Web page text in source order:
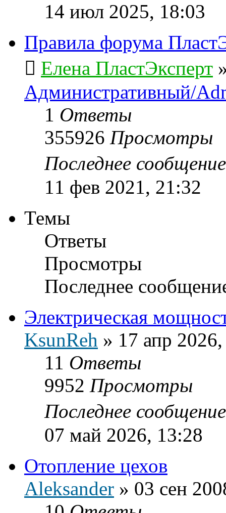
14 июл 2025, 18:03
Правила форума
Елена ПластЭксперт
Административный/
1 Ответы
355926 Просмотры
Последнее
11 фев 2021, 21:32
Темы
Ответы
Просмотры
Последнее
Электрическая
KsunReh » 17 апр
11 Ответы
9952 Просмотры
Последнее
07 май 2026, 13:28
Отопление цехов
Aleksander » 03 сен